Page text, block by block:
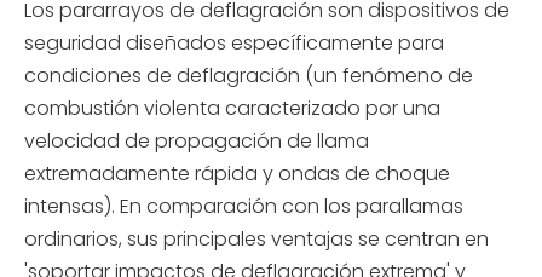
Los pararrayos de deflagración son dispositivos de
seguridad diseñados específicamente para
condiciones de deflagración (un fenómeno de
combustión violenta caracterizado por una
velocidad de propagación de llama
extremadamente rápida y ondas de choque
intensas). En comparación con los parallamas
ordinarios, sus principales ventajas se centran en